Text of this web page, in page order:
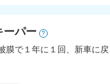
ーパー ?
膜で１年に１回、新車に